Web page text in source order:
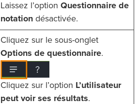
Laissez l’option Questionnaire de
notation désactivée.
Cliquez sur le sous-onglet
Options de questionnaire.
Cliquez sur l’option L’utilisateur
peut voir ses résultats.